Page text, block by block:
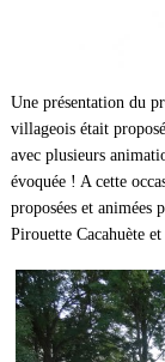
Une présentation du
villageois était
avec plusieurs
évoquée ! A cette
proposées et animées
Pirouette Cacahuète